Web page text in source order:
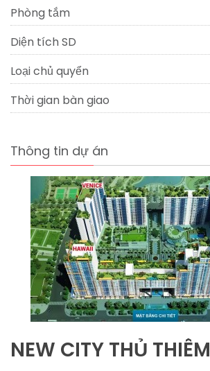
Phòng tắm
Diện tích SD
Loại chủ quyển
Thời gian bàn giao
Thông tin dự án
NEW CITY THỦ THIÊM